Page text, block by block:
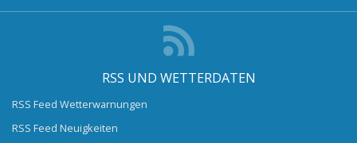
RSS UND WETTERDATEN
RSS Feed Wetterwarnungen
RSS Feed Neuigkeiten